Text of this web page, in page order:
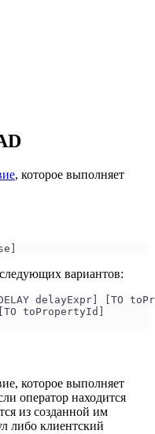
, которое выполняет
вариантов:
delayExpr] [TO
toPropertyId]
которое выполняет
оператор находится
из созданной им
либо клиентский